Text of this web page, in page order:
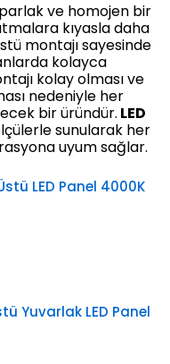
ve homojen bir
kıyasla daha
montajı sayesinde
kolayca
kolay olması ve
nedeniyle her
bir üründür. LED
sunularak her
uyum sağlar.
LED Panel 4000K
Yuvarlak LED Panel